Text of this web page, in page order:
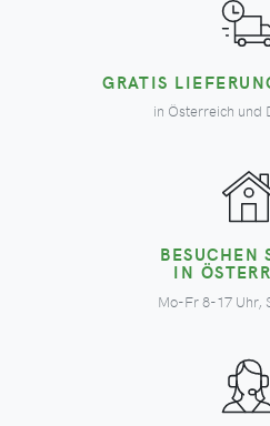
GRATIS
in Österreich und
BESUCHEN
IN
Mo-Fr 8-17 Uhr,